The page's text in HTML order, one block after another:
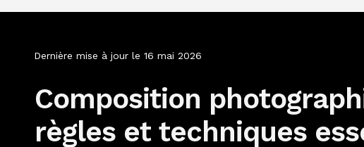
Dernière mise à jour le 16 mai 2026
Composition
règles et techniques